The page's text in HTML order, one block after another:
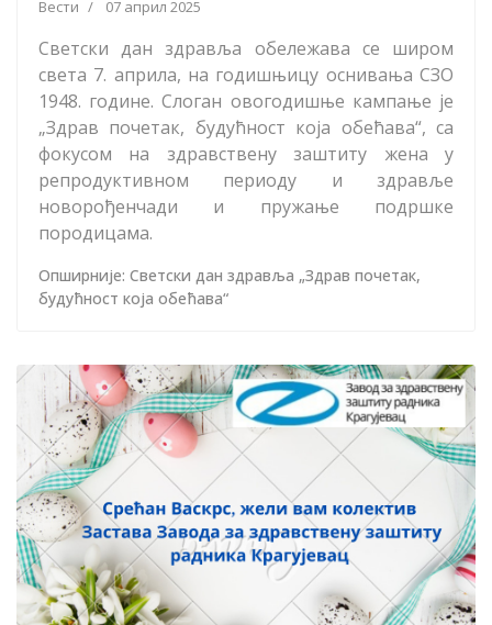
Вести 07 април 2025
Светски дан здравља обележава се широм
света 7. априла, на годишњицу оснивања СЗО
1948. године. Слоган овогодишње кампање је
„Здрав почетак, будућност која обећава“, са
фокусом на здравствену заштиту жена у
репродуктивном периоду и здравље
новорођенчади и пружање подршке
породицама.
Опширније: Светски дан здравља „Здрав почетак,
будућност која обећава“